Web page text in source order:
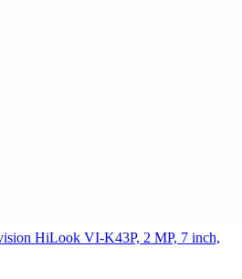
HiLook VI-K43P, 2 MP, 7 inch,